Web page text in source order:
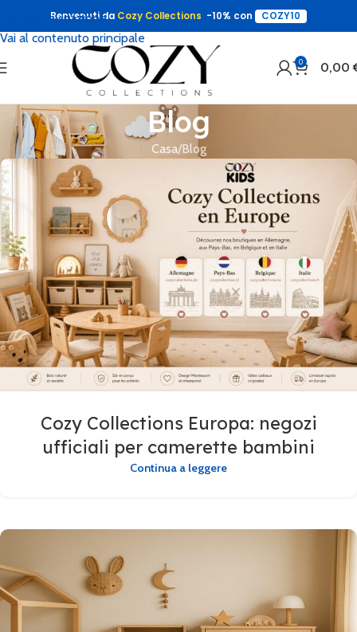
Vai alla navigazione
Vai al contenuto principale
Benvenuti da Cozy Collections -10% con COZY10
0 0,00
Blog
Casa Blog
Cozy Collections Europa: negozi
ufficiali per camerette bambini
Continua a leggere